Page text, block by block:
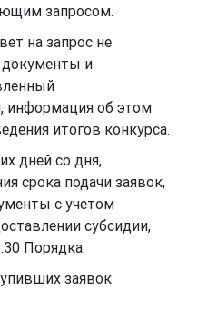
запросом.
на запрос не
и
информация об этом
итогов конкурса.
дней со дня,
срока подачи заявок,
с учетом
субсидии,
Порядка.
заявок